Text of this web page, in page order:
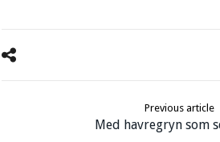
Previous article
Med havregryn som